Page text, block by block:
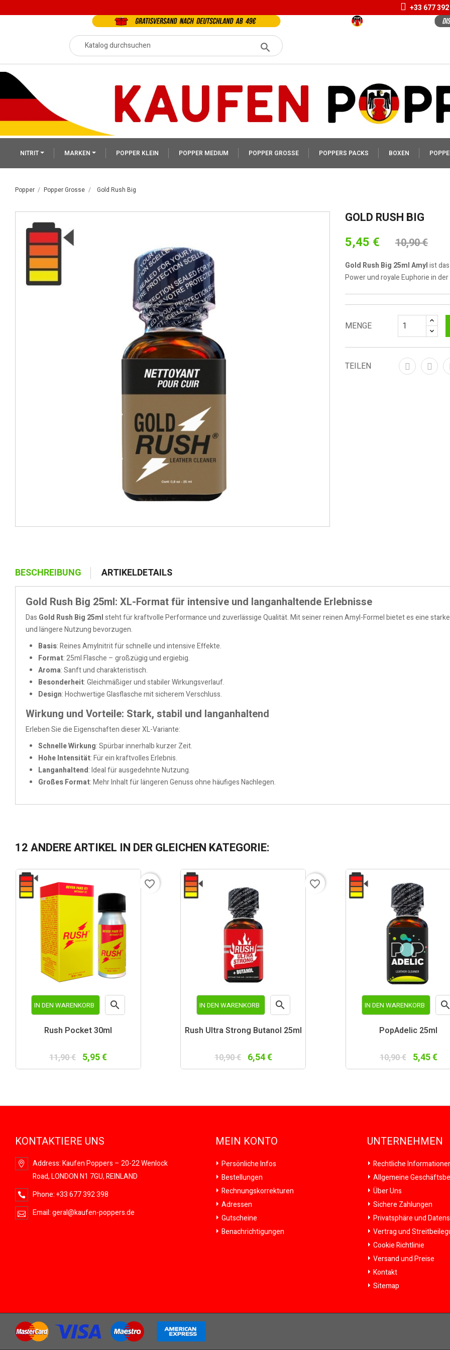
+33 677
NITRIT MARKEN POPPER KLEIN POPPER MEDIUM POPPER GROSSE POPPERS PACKS BOXEN
Popper Popper Grosse Gold Rush Big
GOLD RUSH BIG
5,45 € 10,90 €
Gold Rush Big 25ml Amylist
Power und royale Euphorie in
MENGE
TEILEN
BESCHREIBUNG ARTIKELDETAILS
Gold Rush Big 25ml: XL-Format für intensive und langanhaltende Erlebnisse
Das Gold Rush Big 25mlsteht für kraftvolle Performance und zuverlässige Qualität. Mit seiner reinen Amyl-Formel bietet es eine
und längere Nutzung bevorzugen.
Basis: Reines Amylnitrit für schnelle und intensive Effekte.
Format: 25ml Flasche – großzügig und ergiebig.
Aroma: Sanft und charakteristisch.
Besonderheit: Gleichmäßiger und stabiler Wirkungsverlauf.
Design: Hochwertige Glasflasche mit sicherem Verschluss.
Wirkung und Vorteile: Stark, stabil und langanhaltend
Erleben Sie die Eigenschaften dieser XL-Variante:
Schnelle Wirkung: Spürbar innerhalb kurzer Zeit.
Hohe Intensität: Für ein kraftvolles Erlebnis.
Langanhaltend: Ideal für ausgedehnte Nutzung.
Großes Format: Mehr Inhalt für längeren Genuss ohne häufiges Nachlegen.
12 ANDERE ARTIKEL IN DER GLEICHEN KATEGORIE:
IN DEN WARENKORB 
Rush Pocket 30ml
11,90 € 5,95 €
favorite_border
IN DEN WARENKORB 
Rush Ultra Strong Butanol 25ml
10,90 € 6,54 €
favorite_border
IN DEN WARENKORB 
PopAdelic 25ml
10,90 € 5,45 €
KONTAKTIERE UNS
Address:Kaufen Poppers – 20-22 Wenlock
Road, LONDON N1 7GU, REINLAND
Phone:+33 677 392 398
Email:geral@kaufen-poppers.de
MEIN KONTO
Persönliche Infos
Bestellungen
Rechnungskorrekturen
Adressen
Gutscheine
Benachrichtigungen
UNTERNEHMEN
Rechtliche
Allgemeine
Über Uns
Sichere Zahlungen
Privatsphäre und
Vertrag und
Cookie Richtlinie
Versand und Preise
Kontakt
Sitemap